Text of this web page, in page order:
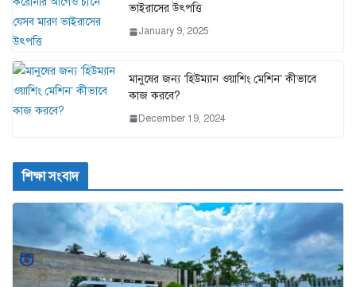
ভাইরাসের উৎপত্তি
January 9, 2025
মানুষের জন্য ‘হিউম্যান ওয়াশিং মেশিন’ কীভাবে
কাজ করবে?
December 19, 2024
শিক্ষা সংবাদ